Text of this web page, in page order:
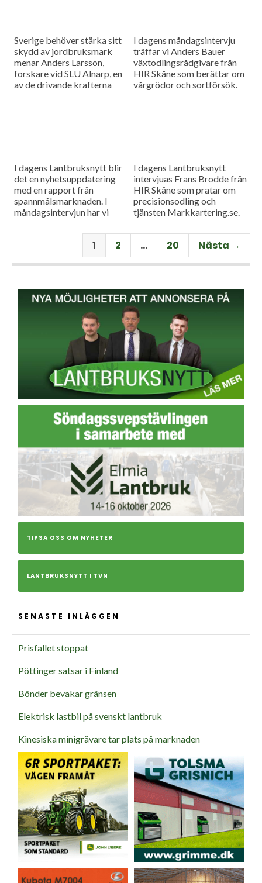
Sverige behöver stärka sitt
skydd av jordbruksmark
menar Anders Larsson,
forskare vid SLU Alnarp, en
av de drivande krafterna
I dagens måndagsintervju
träffar vi Anders Bauer
växtodlingsrådgivare från
HIR Skåne som berättar om
vårgrödor och sortförsök.
I dagens Lantbruksnytt blir
det en nyhetsuppdatering
med en rapport från
spannmålsmarknaden. I
måndagsintervjun har vi
Per Larsson som idag har
rollen som senior advisor på
I dagens Lantbruksnytt
intervjuas Frans Brodde från
HIR Skåne som pratar om
precisionsodling och
tjänsten Markkartering.se.
nyhetsuppdatering med en
rapport från
spannmålsmarknaden.
1 2 … 20 Nästa →
TIPSA OSS OM NYHETER
LANTBRUKSNYTT I TVN
SENASTE INLÄGGEN
Prisfallet stoppat
Pöttinger satsar i Finland
Bönder bevakar gränsen
Elektrisk lastbil på svenskt lantbruk
Kinesiska minigrävare tar plats på marknaden